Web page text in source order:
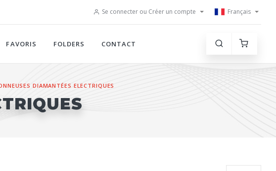
Se connecter ou Créer un compte Français
FAVORIS FOLDERS CONTACT
DIAMANTÉES ELECTRIQUES